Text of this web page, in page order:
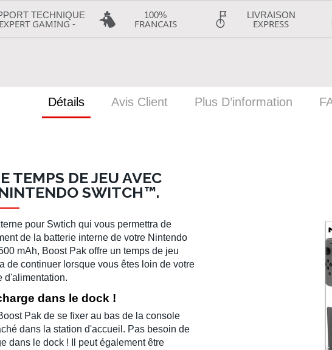
TECHNIQUE
GAMING -
100%
FRANCAIS
LIVRAISON
EXPRESS
Détails
TEMPS DE JEU AVEC
SWITCH™.
pour Swtich qui vous permettra de
de la batterie interne de votre Nintendo
mAh, Boost Pak offre un temps de jeu
de continuer lorsque vous êtes loin de votre
d'alimentation.
dans le dock !
Pak de se fixer au bas de la console
dans la station d'accueil. Pas besoin de
dans le dock ! Il peut également être
Avis Client Plus D’information